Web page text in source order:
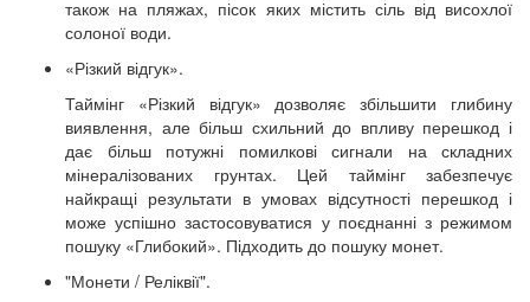
також на пляжах, пісок яких містить сіль від висохлої
солоної води.
«Різкий відгук».
Таймінг «Різкий відгук» дозволяє збільшити глибину
виявлення, але більш схильний до впливу перешкод і
дає більш потужні помилкові сигнали на складних
мінералізованих грунтах. Цей таймінг забезпечує
найкращі результати в умовах відсутності перешкод і
може успішно застосовуватися у поєднанні з режимом
пошуку «Глибокий». Підходить до пошуку монет.
"Монети / Реліквії".